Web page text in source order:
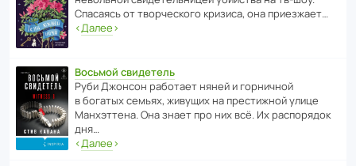
Спасаясь от твор­че­с­кого кризиса, она приезжает…
‹Далее›
Восьмой свидетель
Руби Джонсон рабо­тает няней и горни­чной
в богатых семьях, живущих на прес­ти­жной улице
Манх­эт­тена. Она знает про них всё. Их распо­рядок
дня…
‹Далее›